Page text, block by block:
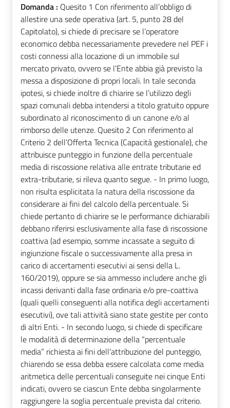
Domanda : Quesito 1 Con riferimento all’obbligo di
allestire una sede operativa (art. 5, punto 28 del
Capitolato), si chiede di precisare se l’operatore
economico debba necessariamente prevedere nel PEF i
costi connessi alla locazione di un immobile sul
mercato privato, ovvero se l’Ente abbia già previsto la
messa a disposizione di propri locali. In tale seconda
ipotesi, si chiede inoltre di chiarire se l’utilizzo degli
spazi comunali debba intendersi a titolo gratuito oppure
subordinato al riconoscimento di un canone e/o al
rimborso delle utenze. Quesito 2 Con riferimento al
Criterio 2 dell’Offerta Tecnica (Capacità gestionale), che
attribuisce punteggio in funzione della percentuale
media di riscossione relativa alle entrate tributarie ed
extra-tributarie, si rileva quanto segue. - In primo luogo,
non risulta esplicitata la natura della riscossione da
considerare ai fini del calcolo della percentuale. Si
chiede pertanto di chiarire se le performance dichiarabili
debbano riferirsi esclusivamente alla fase di riscossione
coattiva (ad esempio, somme incassate a seguito di
ingiunzione fiscale o successivamente alla presa in
carico di accertamenti esecutivi ai sensi della L.
160/2019), oppure se sia ammesso includere anche gli
incassi derivanti dalla fase ordinaria e/o pre-coattiva
(quali quelli conseguenti alla notifica degli accertamenti
esecutivi), ove tali attività siano state gestite per conto
di altri Enti. - In secondo luogo, si chiede di specificare
le modalità di determinazione della “percentuale
media” richiesta ai fini dell’attribuzione del punteggio,
chiarendo se essa debba essere calcolata come media
aritmetica delle percentuali conseguite nei cinque Enti
indicati, ovvero se ciascun Ente debba singolarmente
raggiungere la soglia percentuale prevista dal criterio.